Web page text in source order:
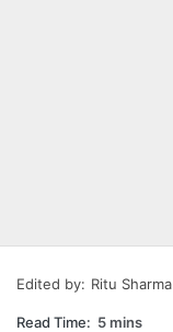
Edited by: Ritu Sharma
Read Time: 5 mins